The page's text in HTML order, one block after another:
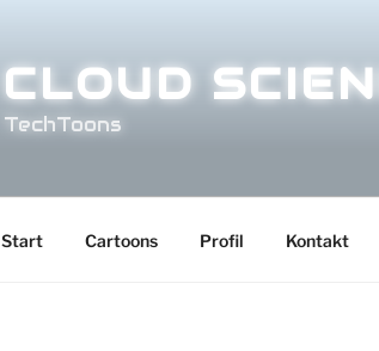
CLOUD
TechToons
Start Cartoons Profil Kontakt